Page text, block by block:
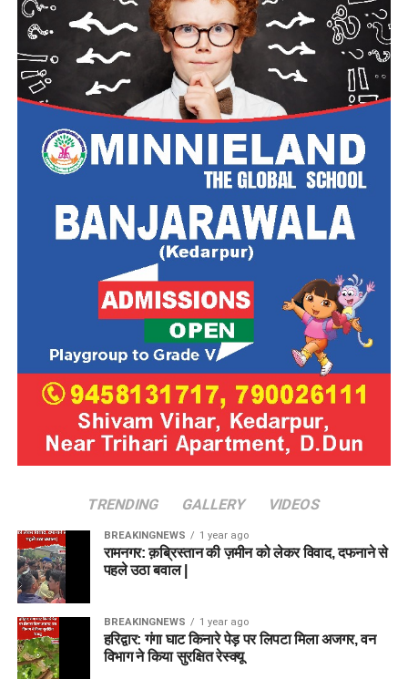
TRENDING GALLERY VIDEOS
BREAKINGNEWS 1 year ago
रामनगर: क़ब्रिस्तान की ज़मीन को लेकर विवाद, दफनाने से
पहले उठा बवाल |
BREAKINGNEWS 1 year ago
हरिद्वार: गंगा घाट किनारे पेड़ पर लिपटा मिला अजगर, वन
विभाग ने किया सुरक्षित रेस्क्यू